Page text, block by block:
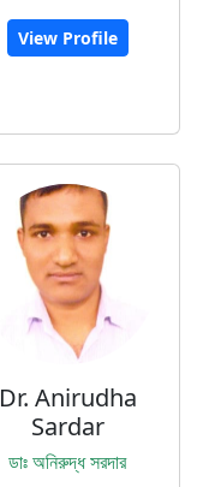
View Profile
Dr. Anirudha
Sardar
ডাঃ অনিরুদ্ধ সরদার